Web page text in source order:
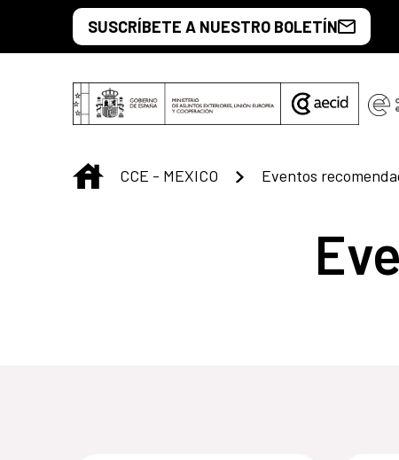
Saltar al contenido principal
SUSCRÍBETE A NUESTRO BOLETÍN
INICIO
CCE - MEXICO Eventos